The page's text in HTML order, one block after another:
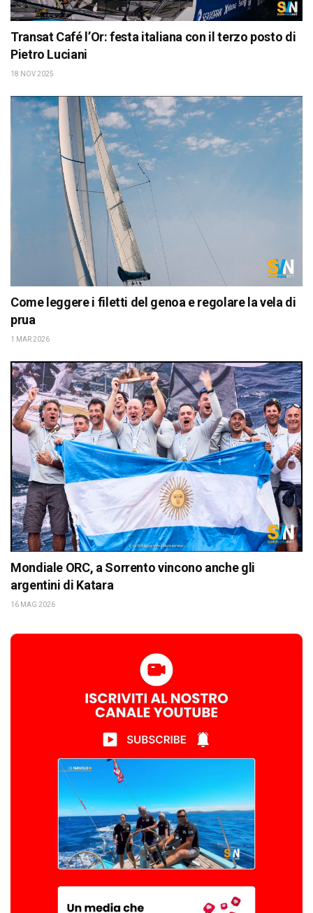
Transat Café l’Or: festa italiana con il terzo posto di
Pietro Luciani
18 NOV 2025
Come leggere i filetti del genoa e regolare la vela di
prua
1 MAR 2026
Mondiale ORC, a Sorrento vincono anche gli
argentini di Katara
16 MAG 2026